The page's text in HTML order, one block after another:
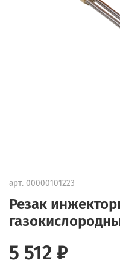
арт. 00000101223
Резак
5 512 ₽